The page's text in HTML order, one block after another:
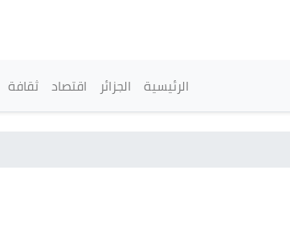
القائمة الرئيسية
الرئيسية الجزائر اقتصاد ثقافة